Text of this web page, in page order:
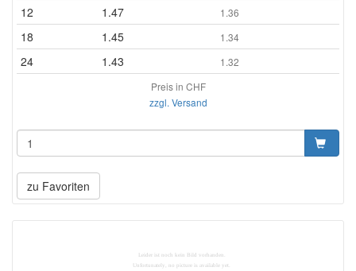
12 1.47 1.36
18 1.45 1.34
24 1.43
1.32
Preis in CHF
zzgl. Versand
zu Favoriten